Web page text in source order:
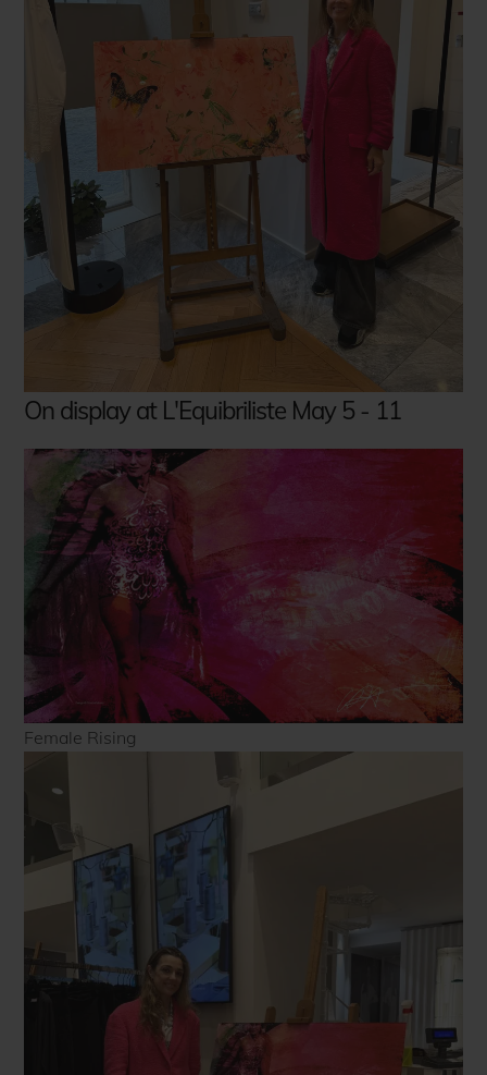
On display at L'Equibriliste May 5 - 11
Female Rising